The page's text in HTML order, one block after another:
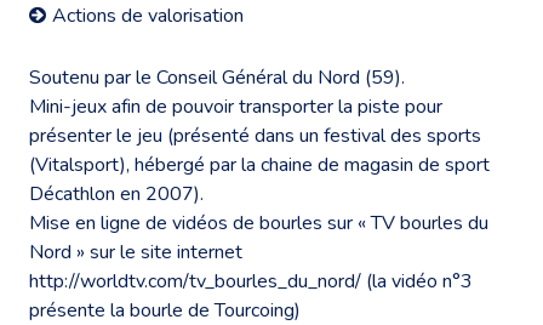
Actions de valorisation
Soutenu par le Conseil Général du Nord (59).
Mini-jeux afin de pouvoir transporter la piste pour
présenter le jeu (présenté dans un festival des sports
(Vitalsport), hébergé par la chaine de magasin de sport
Décathlon en 2007).
Mise en ligne de vidéos de bourles sur « TV bourles du
Nord » sur le site internet
http://worldtv.com/tv_bourles_du_nord/ (la vidéo n°3
présente la bourle de Tourcoing)